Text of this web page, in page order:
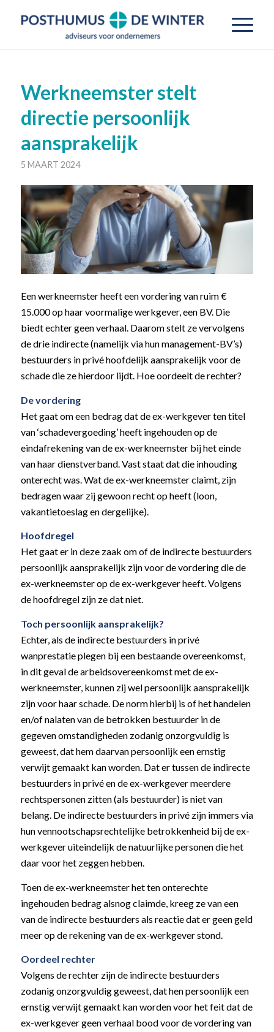
Werkneemster stelt
directie persoonlijk
aansprakelijk
5 MAART 2024
Een werkneemster heeft een vordering van ruim €
15.000 op haar voormalige werkgever, een BV. Die
biedt echter geen verhaal. Daarom stelt ze vervolgens
de drie indirecte (namelijk via hun management-BV’s)
bestuurders in privé hoofdelijk aansprakelijk voor de
schade die ze hierdoor lijdt. Hoe oordeelt de rechter?
De vordering
Het gaat om een bedrag dat de ex-werkgever ten titel
van ‘schadevergoeding’ heeft ingehouden op de
eindafrekening van de ex-werkneemster bij het einde
van haar dienstverband. Vast staat dat die inhouding
onterecht was. Wat de ex-werkneemster claimt, zijn
bedragen waar zij gewoon recht op heeft (loon,
vakantietoeslag en dergelijke).
Hoofdregel
Het gaat er in deze zaak om of de indirecte bestuurders
persoonlijk aansprakelijk zijn voor de vordering die de
ex-werkneemster op de ex-werkgever heeft. Volgens
de hoofdregel zijn ze dat niet.
Toch persoonlijk aansprakelijk?
Echter, als de indirecte bestuurders in privé
wanprestatie plegen bij een bestaande overeenkomst,
in dit geval de arbeidsovereenkomst met de ex-
werkneemster, kunnen zij wel persoonlijk aansprakelijk
zijn voor haar schade. De norm hierbij is of het handelen
en/of nalaten van de betrokken bestuurder in de
gegeven omstandigheden zodanig onzorgvuldig is
geweest, dat hem daarvan persoonlijk een ernstig
verwijt gemaakt kan worden. Dat er tussen de indirecte
bestuurders in privé en de ex-werkgever meerdere
rechtspersonen zitten (als bestuurder) is niet van
belang. De indirecte bestuurders in privé zijn immers via
hun vennootschapsrechtelijke betrokkenheid bij de ex-
werkgever uiteindelijk de natuurlijke personen die het
daar voor het zeggen hebben.
Toen de ex-werkneemster het ten onterechte
ingehouden bedrag alsnog claimde, kreeg ze van een
van de indirecte bestuurders als reactie dat er geen geld
meer op de rekening van de ex-werkgever stond.
Oordeel rechter
Volgens de rechter zijn de indirecte bestuurders
zodanig onzorgvuldig geweest, dat hen persoonlijk een
ernstig verwijt gemaakt kan worden voor het feit dat de
ex-werkgever geen verhaal bood voor de vordering van